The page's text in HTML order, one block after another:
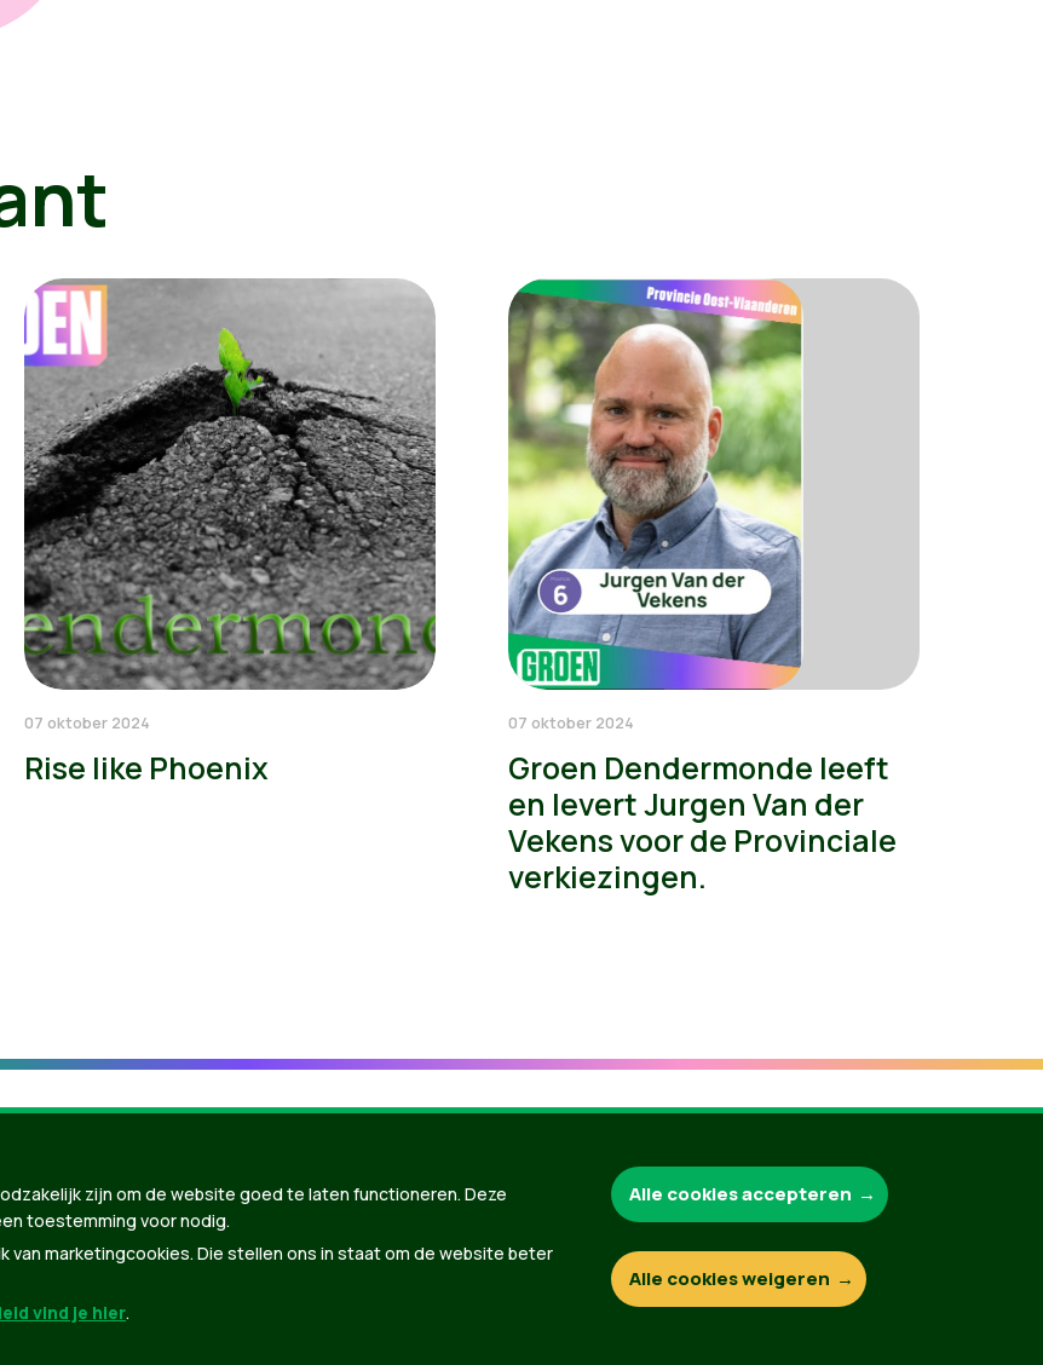
07 oktober 2024
Rise like Phoenix
07 oktober 2024
Groen Dendermonde leeft
en levert Jurgen Van der
Vekens voor de Provinciale
verkiezingen.
Groen.be
| Gebouwd door
zijn om de website goed te laten functioneren. Deze
toestemming voor nodig.
marketingcookies. Die stellen ons in staat om de website beter
vind je hier.
Alle cookies accepteren
Alle cookies weigeren